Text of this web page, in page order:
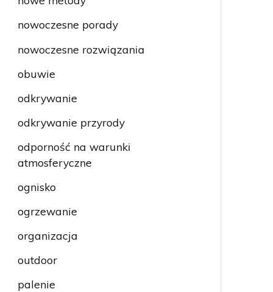
nowoczesne porady
nowoczesne rozwiązania
obuwie
odkrywanie
odkrywanie przyrody
odporność na warunki
atmosferyczne
ognisko
ogrzewanie
organizacja
outdoor
palenie